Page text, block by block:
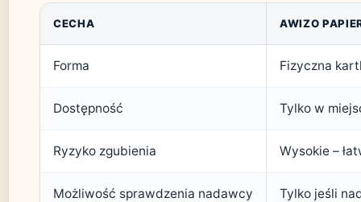
CECHA AWIZO
Forma Fizyczna
Dostępność Tylko w
Ryzyko zgubienia Wysokie –
Możliwość sprawdzenia nadawcy Tylko jeśli